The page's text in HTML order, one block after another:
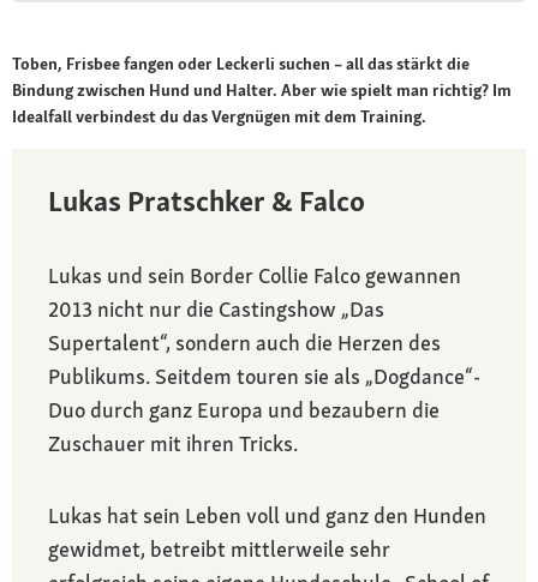
Toben, Frisbee fangen oder Leckerli suchen – all das stärkt die
Bindung zwischen Hund und Halter. Aber wie spielt man richtig? Im
Idealfall verbindest du das Vergnügen mit dem Training.
Lukas Pratschker & Falco
Lukas und sein Border Collie Falco gewannen
2013 nicht nur die Castingshow „Das
Supertalent“, sondern auch die Herzen des
Publikums. Seitdem touren sie als „Dogdance“-
Duo durch ganz Europa und bezaubern die
Zuschauer mit ihren Tricks.
Lukas hat sein Leben voll und ganz den Hunden
gewidmet, betreibt mittlerweile sehr